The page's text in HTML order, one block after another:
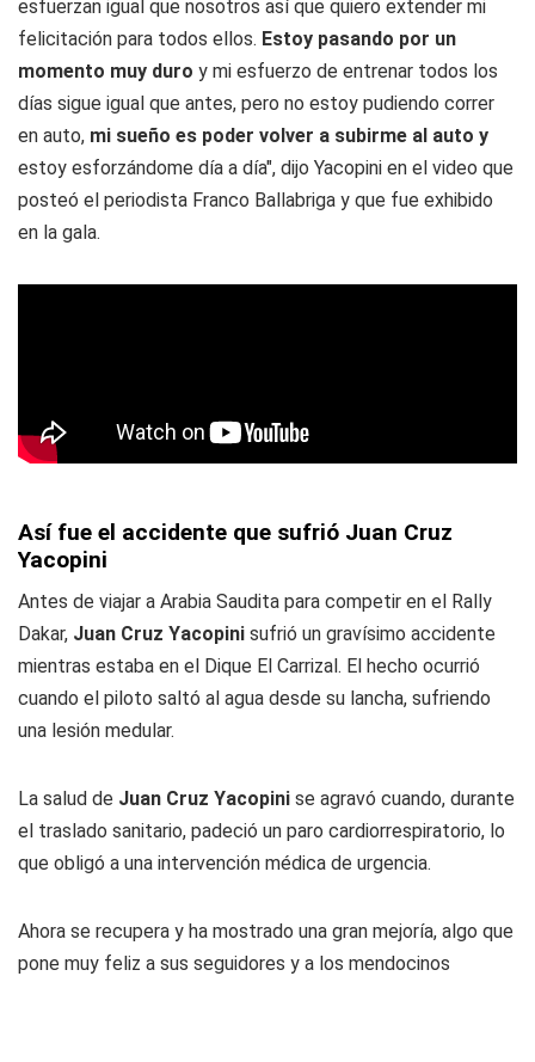
esfuerzan igual que nosotros así que quiero extender mi
felicitación para todos ellos. Estoy pasando por un
momento muy duro y mi esfuerzo de entrenar todos los
días sigue igual que antes, pero no estoy pudiendo correr
en auto, mi sueño es poder volver a subirme al auto y
estoy esforzándome día a día", dijo Yacopini en el video que
posteó el periodista Franco Ballabriga y que fue exhibido
en la gala.
Así fue el accidente que sufrió Juan Cruz
Yacopini
Antes de viajar a Arabia Saudita para competir en el Rally
Dakar, Juan Cruz Yacopini sufrió un gravísimo accidente
mientras estaba en el Dique El Carrizal. El hecho ocurrió
cuando el piloto saltó al agua desde su lancha, sufriendo
una lesión medular.
La salud de Juan Cruz Yacopini se agravó cuando, durante
el traslado sanitario, padeció un paro cardiorrespiratorio, lo
que obligó a una intervención médica de urgencia.
Ahora se recupera y ha mostrado una gran mejoría, algo que
pone muy feliz a sus seguidores y a los mendocinos